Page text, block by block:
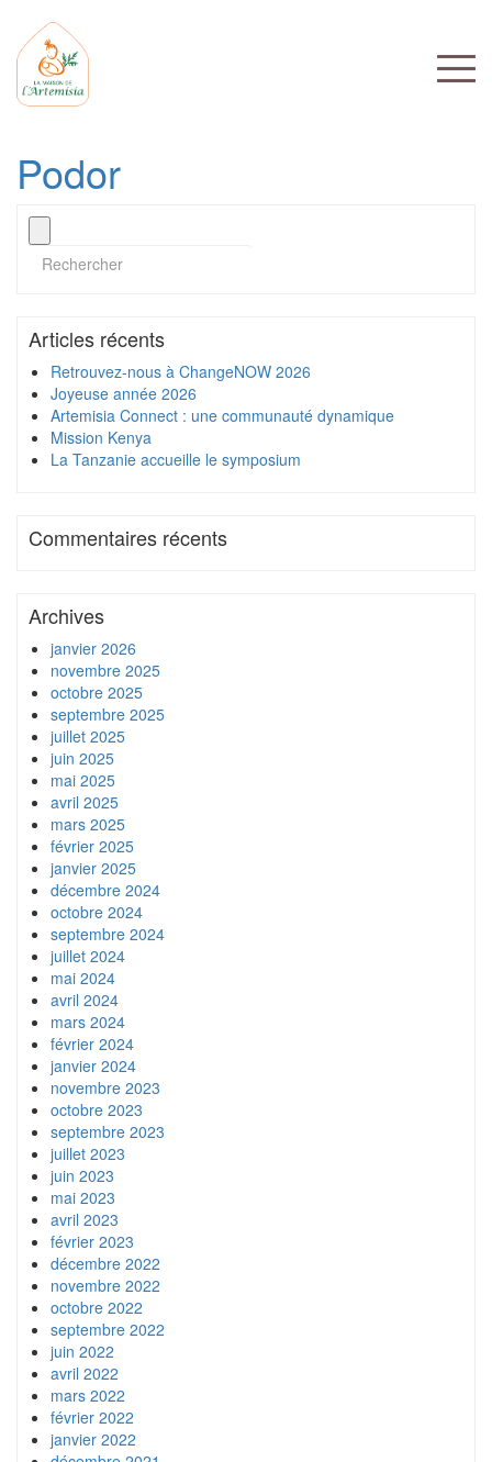
Podor
Articles récents
Retrouvez-nous à ChangeNOW 2026
Joyeuse année 2026
Artemisia Connect : une communauté dynamique
Mission Kenya
La Tanzanie accueille le symposium
Commentaires récents
Archives
janvier 2026
novembre 2025
octobre 2025
septembre 2025
juillet 2025
juin 2025
mai 2025
avril 2025
mars 2025
février 2025
janvier 2025
décembre 2024
octobre 2024
septembre 2024
juillet 2024
mai 2024
avril 2024
mars 2024
février 2024
janvier 2024
novembre 2023
octobre 2023
septembre 2023
juillet 2023
juin 2023
mai 2023
avril 2023
février 2023
décembre 2022
novembre 2022
octobre 2022
septembre 2022
juin 2022
avril 2022
mars 2022
février 2022
janvier 2022